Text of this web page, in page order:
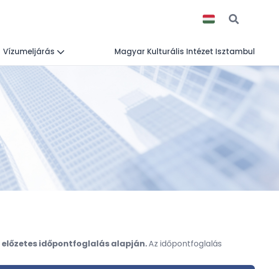
Vízumeljárás Magyar Kulturális Intézet Isztambul
előzetes időpontfoglalás alapján.Az időpontfoglalás